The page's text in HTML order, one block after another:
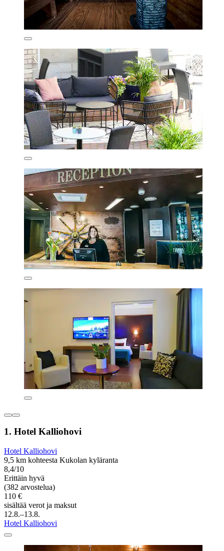
1. Hotel Kalliohovi
Hotel Kalliohovi
9,5 km kohteesta Kukolan kyläranta
8,4/10
Erittäin hyvä
(382 arvostelua)
110 €
sisältää verot ja maksut
12.8.–13.8.
Hotel Kalliohovi